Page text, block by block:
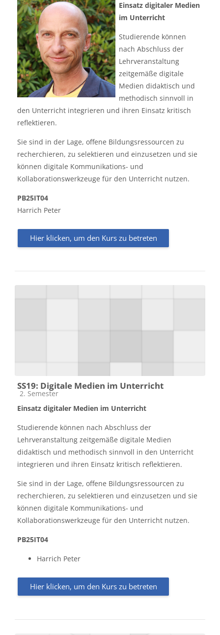
Einsatz digitaler Medien
im Unterricht
Studierende können
nach Abschluss der
Lehrveranstaltung
zeitgemäße digitale
Medien didaktisch und
methodisch sinnvoll in
den Unterricht integrieren und ihren Einsatz kritisch
reflektieren.
Sie sind in der Lage, offene Bildungsressourcen zu
recherchieren, zu selektieren und einzusetzen und sie
können digitale Kommunikations- und
Kollaborationswerkzeuge für den Unterricht nutzen.
PB25IT04
Harrich Peter
Hier klicken, um den Kurs zu betreten
SS19: Digitale Medien im Unterricht
Kursbereich
2. Semester
Einsatz digitaler Medien im Unterricht
Studierende können nach Abschluss der
Lehrveranstaltung zeitgemäße digitale Medien
didaktisch und methodisch sinnvoll in den Unterricht
integrieren und ihren Einsatz kritisch reflektieren.
Sie sind in der Lage, offene Bildungsressourcen zu
recherchieren, zu selektieren und einzusetzen und sie
können digitale Kommunikations- und
Kollaborationswerkzeuge für den Unterricht nutzen.
PB25IT04
Harrich Peter
Hier klicken, um den Kurs zu betreten